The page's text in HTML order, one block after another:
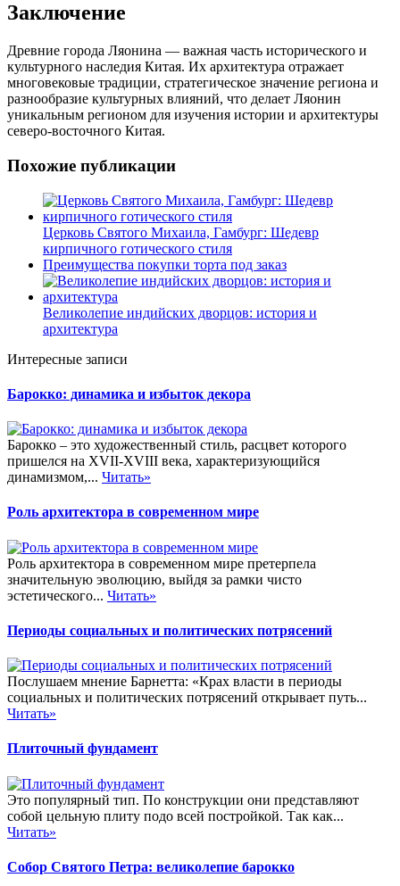
Заключение
Древние города Ляонина — важная часть исторического и
культурного наследия Китая. Их архитектура отражает
многовековые традиции, стратегическое значение региона и
разнообразие культурных влияний, что делает Ляонин
уникальным регионом для изучения истории и архитектуры
северо-восточного Китая.
Похожие публикации
Церковь Святого Михаила, Гамбург: Шедевр
кирпичного готического стиля
Преимущества покупки торта под заказ
Великолепие индийских дворцов: история и
архитектура
Интересные записи
Барокко: динамика и избыток декора
Барокко – это художественный стиль, расцвет которого
пришелся на XVII-XVIII века, характеризующийся
динамизмом,... Читать»
Роль архитектора в современном мире
Роль архитектора в современном мире претерпела
значительную эволюцию, выйдя за рамки чисто
эстетического... Читать»
Периоды социальных и политических потрясений
Послушаем мнение Барнетта: «Крах власти в периоды
социальных и политических потрясений открывает путь...
Читать»
Плиточный фундамент
Это популярный тип. По конструкции они представляют
собой цельную плиту подо всей постройкой. Так как...
Читать»
Собор Святого Петра: великолепие барокко